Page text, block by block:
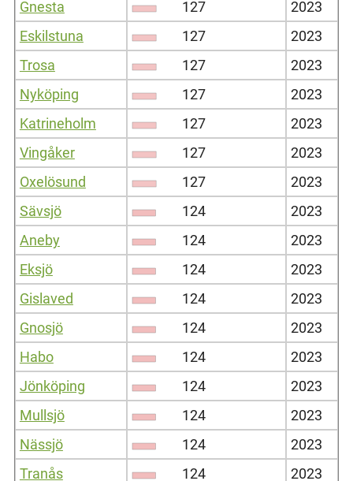
Gnesta
127
2023
Eskilstuna
127
2023
Trosa
127
2023
Nyköping
127
2023
Katrineholm
127
2023
Vingåker
127
2023
Oxelösund
127
2023
Sävsjö
124
2023
Aneby
124
2023
Eksjö
124
2023
Gislaved
124
2023
Gnosjö
124
2023
Habo
124
2023
Jönköping
124
2023
Mullsjö
124
2023
Nässjö
124
2023
Tranås
124 2023